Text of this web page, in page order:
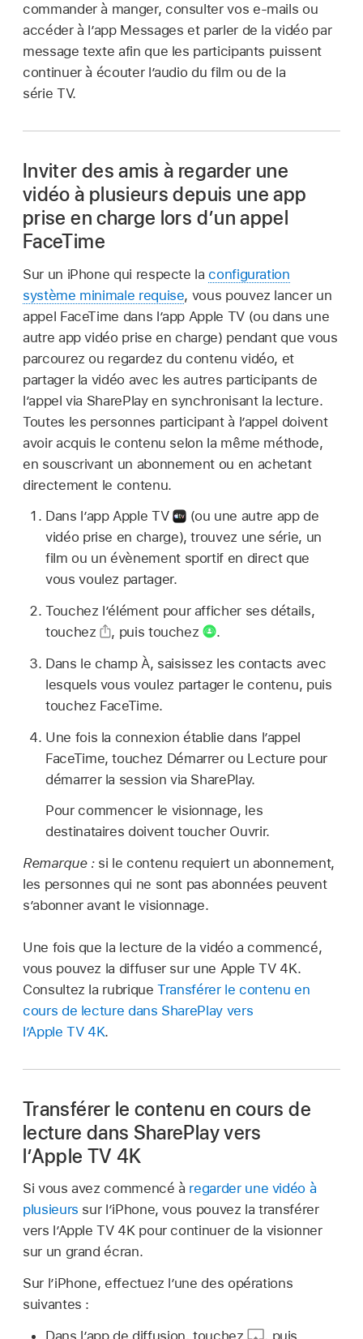
commander à manger, consulter vos e-mails ou
accéder à l’app Messages et parler de la vidéo par
message texte afin que les participants puissent
continuer à écouter l’audio du film ou de la
série TV.
Inviter des amis à regarder une
vidéo à plusieurs depuis une app
prise en charge lors d’un appel
FaceTime
Sur un iPhone qui respecte laconfiguration
système minimale requise, vous pouvez lancer un
appel FaceTime dans l’app Apple TV (ou dans une
autre app vidéo prise en charge) pendant que vous
parcourez ou regardez du contenu vidéo, et
partager la vidéo avec les autres participants de
l’appel via SharePlay en synchronisant la lecture.
Toutes les personnes participant à l’appel doivent
avoir acquis le contenu selon la même méthode,
en souscrivant un abonnement ou en achetant
directement le contenu.
Dans l’app Apple TV
(ou une autre app de
vidéo prise en charge), trouvez une série, un
film ou un évènement sportif en direct que
vous voulez partager.
Touchez l’élément pour afficher ses détails,
touchez
, puis touchez
.
Dans le champ À, saisissez les contacts avec
lesquels vous voulez partager le contenu, puis
touchez FaceTime.
Une fois la connexion établie dans l’appel
FaceTime, touchez Démarrer ou Lecture pour
démarrer la session via SharePlay.
Pour commencer le visionnage, les
destinataires doivent toucher Ouvrir.
Remarque : si le contenu requiert un abonnement,
les personnes qui ne sont pas abonnées peuvent
s’abonner avant le visionnage.
Une fois que la lecture de la vidéo a commencé,
vous pouvez la diffuser sur une Apple TV 4K.
Consultez la rubriqueTransférer le contenu en
cours de lecture dans SharePlay vers
l’Apple TV 4K.
Transférer le contenu en cours de
lecture dans SharePlay vers
l’Apple TV 4K
Si vous avez commencé à regarder une vidéo à
plusieurs sur l’iPhone, vous pouvez la transférer
vers l’Apple TV 4K pour continuer de la visionner
sur un grand écran.
Sur l’iPhone, effectuez l’une des opérations
suivantes :
Dans l’app de diffusion, touchez
, puis